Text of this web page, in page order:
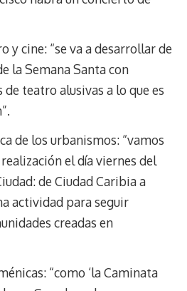
y cine: “se va a desarrollar de
la Semana Santa con
de teatro alusivas a lo que es
de los urbanismos: “vamos
el día viernes del
de Ciudad Caribia a
actividad para seguir
creadas en
“como ‘la Caminata